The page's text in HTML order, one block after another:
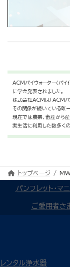
ACMパイウォーター（パ
に学会発表されました。
株式会社ACMは「ACMパ
その関係が続いている唯一
現在では農業、畜産から
実生活に利用した数多くの
トップページ
パンフレット・マ
ご愛用者さ
レンタル浄水器